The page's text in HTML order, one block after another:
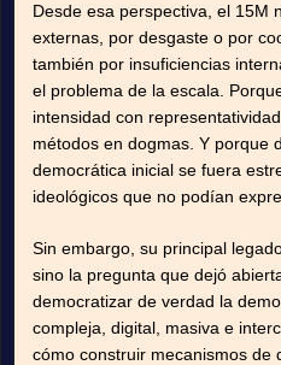
Desde esa perspectiva, el 15M
externas, por desgaste o por
también por insuficiencias
el problema de la escala.
intensidad con
métodos en dogmas. Y porque
democrática inicial se fuera
ideológicos que no podían
Sin embargo, su principal
sino la pregunta que dejó
democratizar de verdad la
compleja, digital, masiva e
cómo construir mecanismos de